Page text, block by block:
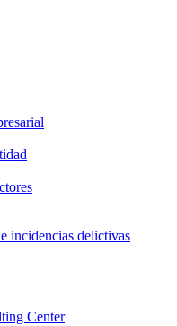
incidencias delictivas
Center